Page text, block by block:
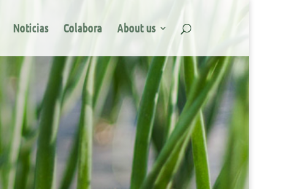
Noticias Colabora About us